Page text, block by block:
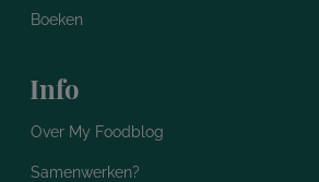
Boeken
Info
Over My Foodblog
Samenwerken?